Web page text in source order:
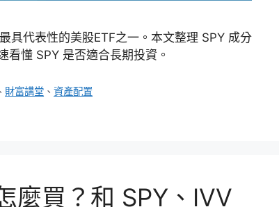
具代表性的美股ETF之一。本文整理 SPY 成分
看懂 SPY 是否適合長期投資。
財富講堂 、資產配置
麼買？和 SPY、IVV